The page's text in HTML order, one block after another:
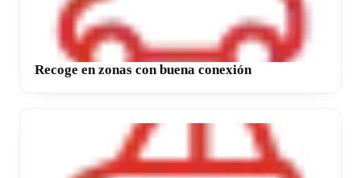
Recoge en zonas con buena conexión